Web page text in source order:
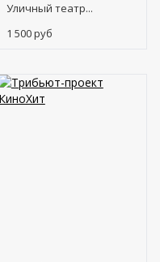
Уличный театр...
1 500руб